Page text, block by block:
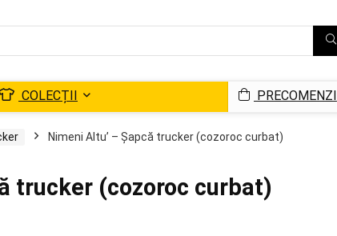
COLECȚII PRECOMENZI
Nimeni Altu’ – Șapcă trucker (cozoroc curbat)
trucker (cozoroc curbat)